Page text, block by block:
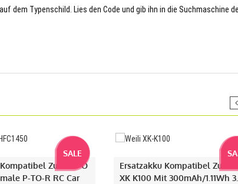
dem Typenschild. Lies den Code und gib ihn in die Suchmaschine
SALE
Zu LiFePO
P-TO-R RC Car
Ersatzakku Kompatibel Zu
XK K100 Mit 300mAh/1.11Wh